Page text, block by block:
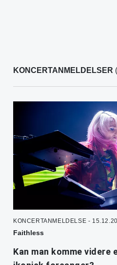
KONCERTANMELDELSER
KONCERTANMELDELSE -
Faithless
Kan man komme